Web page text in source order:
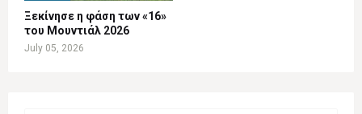
Ξεκίνησε η φάση των «16»
του Μουντιάλ 2026
July 05, 2026